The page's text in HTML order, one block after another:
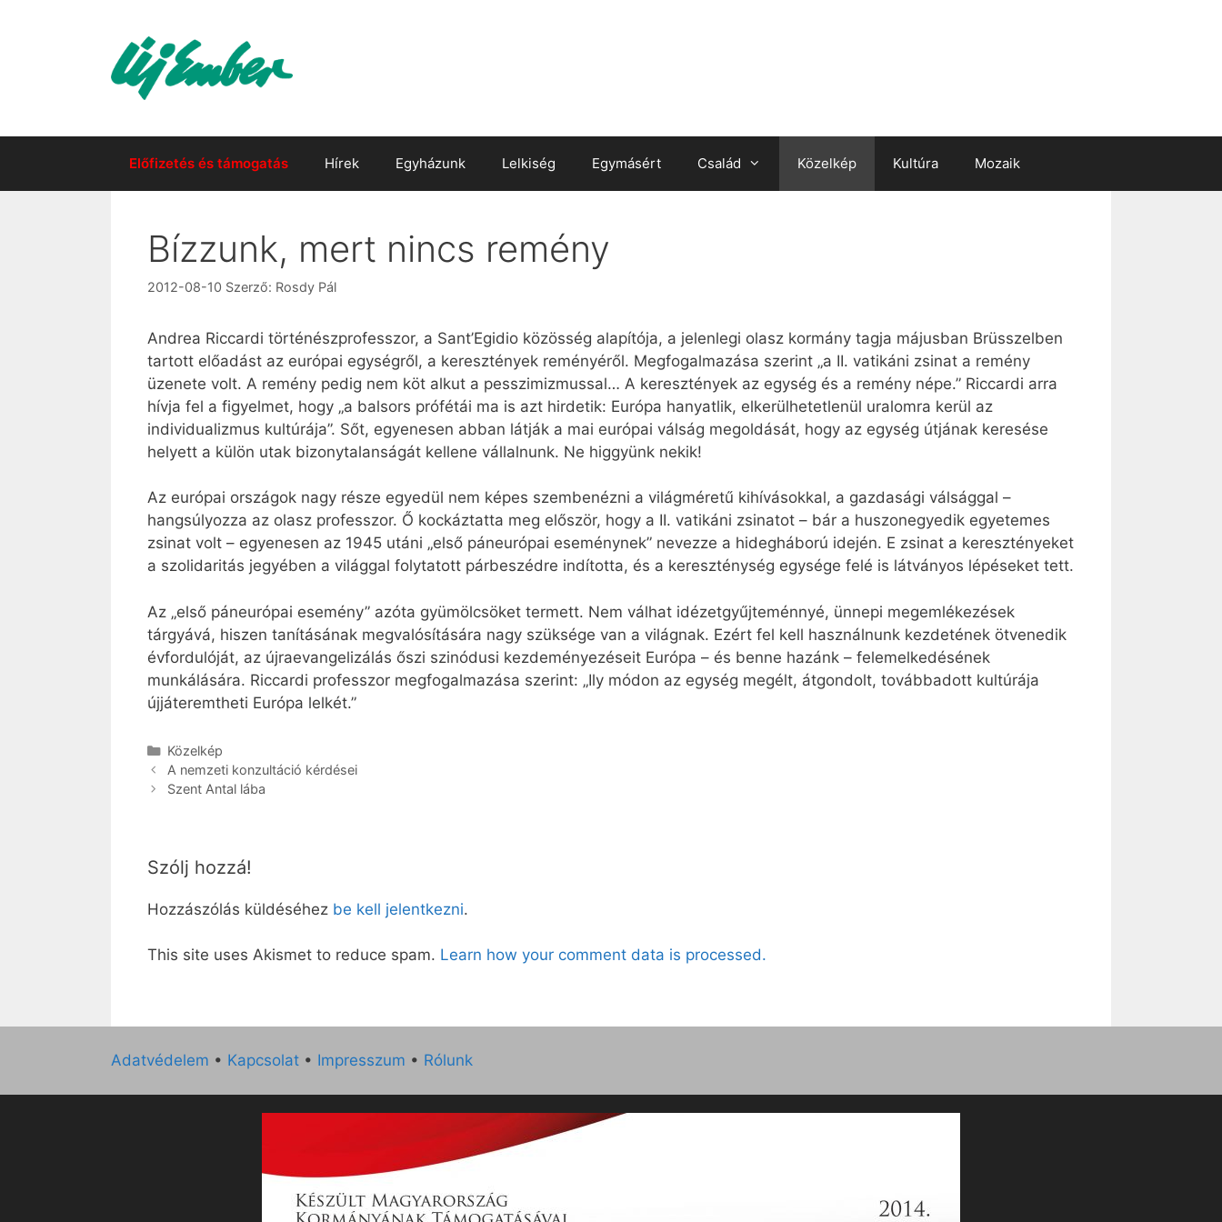
Előfizetés és támogatás Hírek Egyházunk Lelkiség Egymásért Család Közelkép Kultúra Mozaik
Bízzunk, mert nincs remény
2012-08-10 Szerző: Rosdy Pál
Andrea Riccardi történészprofesszor, a Sant’Egidio közösség alapítója, a jelenlegi olasz kormány tagja májusban Brüsszelben
tartott előadást az európai egységről, a keresztények reményéről. Megfogalmazása szerint „a II. vatikáni zsinat a remény
üzenete volt. A remény pedig nem köt alkut a pesszimizmussal… A keresztények az egység és a remény népe.” Riccardi arra
hívja fel a figyelmet, hogy „a balsors prófétái ma is azt hirdetik: Európa hanyatlik, elkerülhetetlenül uralomra kerül az
individualizmus kultúrája”. Sőt, egyenesen abban látják a mai európai válság megoldását, hogy az egység útjának keresése
helyett a külön utak bizonytalanságát kellene vállalnunk. Ne higgyünk nekik!
Az európai országok nagy része egyedül nem képes szembenézni a világméretű kihívásokkal, a gazdasági válsággal –
hangsúlyozza az olasz professzor. Ő kockáztatta meg először, hogy a II. vatikáni zsinatot – bár a huszonegyedik egyetemes
zsinat volt – egyenesen az 1945 utáni „első páneurópai eseménynek” nevezze a hidegháború idején. E zsinat a keresztényeket
a szolidaritás jegyében a világgal folytatott párbeszédre indította, és a kereszténység egysége felé is látványos lépéseket tett.
Az „első páneurópai esemény” azóta gyümölcsöket termett. Nem válhat idézetgyűjteménnyé, ünnepi megemlékezések
tárgyává, hiszen tanításának megvalósítására nagy szüksége van a világnak. Ezért fel kell használnunk kezdetének ötvenedik
évfordulóját, az újraevangelizálás őszi szinódusi kezdeményezéseit Európa – és benne hazánk – felemelkedésének
munkálására. Riccardi professzor megfogalmazása szerint: „Ily módon az egység megélt, átgondolt, továbbadott kultúrája
újjáteremtheti Európa lelkét.”
Kategória
Közelkép
A nemzeti konzultáció kérdései
Szent Antal lába
Szólj hozzá!
Hozzászólás küldéséhez be kell jelentkezni.
This site uses Akismet to reduce spam. Learn how your comment data is processed.
Adatvédelem • Kapcsolat • Impresszum • Rólunk